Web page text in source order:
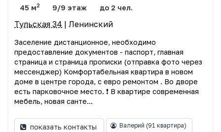
45 м2 9/9 этаж до 2 чел.
Тульская 34 | Ленинский
Заселение дистанционное, необходимо
предоставление документов - паспорт, главная
страница и страница прописки (отправка фото через
мессенджер) Комфортабельная квартира в новом
доме в центре города, с евро ремонтом . Во дворе
есть парковочное место. ❗️ В квартире современная
мебель, новая санте...
показать контакты Валерий (91 квартира)